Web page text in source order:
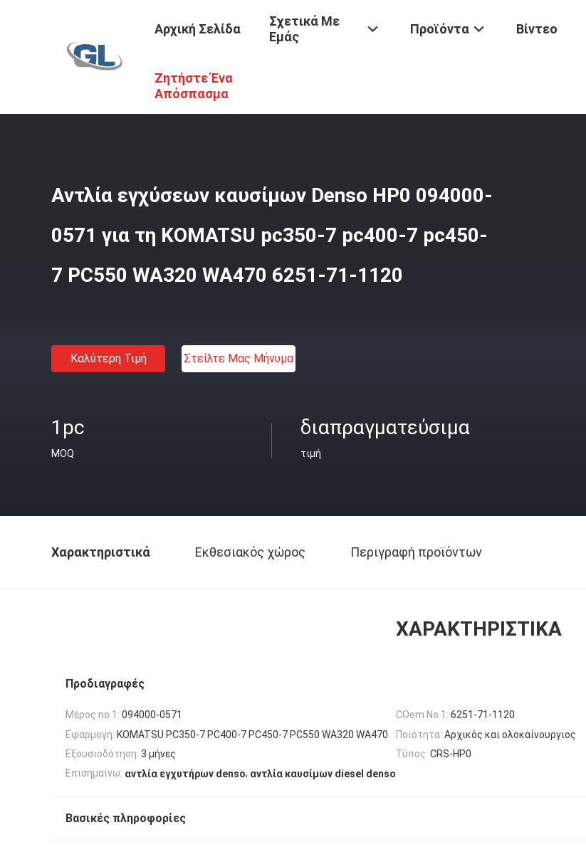
Αρχική Σελίδα
Σχετικά Με
Εμάς
Προϊόντα Βίντεο
Ζητήστε Ένα
Απόσπασμα
Προϊόντα / Αντλία Εγχύσεων Καυσίμων Denso
Αντλία εγχύσεων καυσίμων Denso HP0 094000-
0571 για τη KOMATSU pc350-7 pc400-7 pc450-
7 PC550 WA320 WA470 6251-71-1120
Καλύτερη Τιμή Στείλτε Μας Μήνυμα
1pc
MOQ
διαπραγματεύσιμα
τιμή
Χαρακτηριστικά Εκθεσιακός χώρος Περιγραφή προϊόντων
ΧΑΡΑΚΤΗΡΙΣΤΙΚΆ
Προδιαγραφές
Μέρος no.1: 094000-0571 COem No.1: 6251-71-1120
Εφαρμογή: KOMATSU PC350-7 PC400-7 PC450-7 PC550 WA320 WA470 Ποιότητα: Αρχικός και ολοκαίνουργιος
Εξουσιοδότηση: 3 μήνες Τύπος: CRS-HP0
Επισημαίνω: αντλία εγχυτήρων denso, αντλία καυσίμων diesel denso
Βασικές πληροφορίες